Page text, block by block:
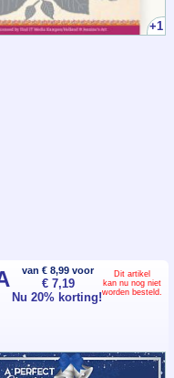
+1
van € 8,99 voor
€ 7,19
Nu 20% korting!
Dit artikel
kan nu nog niet
worden besteld.